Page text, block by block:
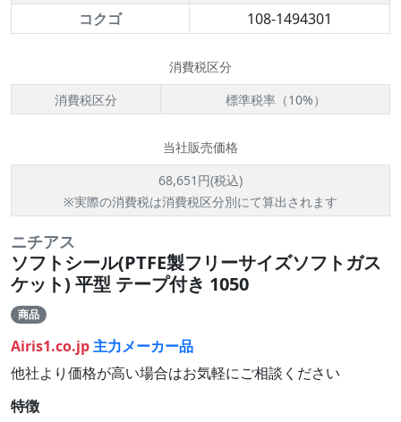
コクゴ
108-1494301
消費税区分
消費税区分
標準税率（10%）
当社販売価格
68,651円(税込)
※実際の消費税は消費税区分別にて算出されます
ニチアス
ソフトシール(PTFE製フリーサイズソフトガス
ケット) 平型 テープ付き 1050
商品
Airis1.co.jp主力メーカー品
他社より価格が高い場合はお気軽にご相談ください
特徴